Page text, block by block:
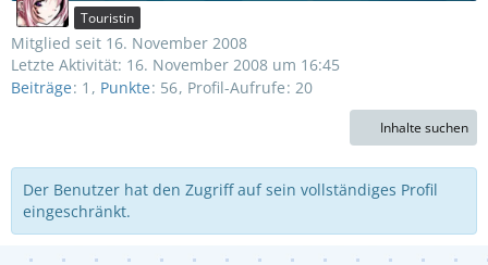
Touristin
Mitglied seit 16. November 2008
Letzte Aktivität: 16. November 2008 um 16:45
Beiträge 1 Punkte 56 Profil-Aufrufe 20
Inhalte suchen
Der Benutzer hat den Zugriff auf sein vollständiges Profil
eingeschränkt.